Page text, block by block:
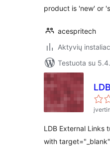
product is 'new' or
acespritech
Aktyvių
Testuota su
LDB External Links
with